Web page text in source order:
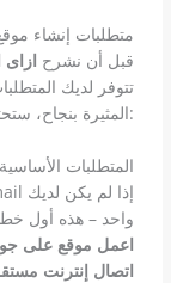
متطلبات إنشاء
قبل أن نشرح
تتوفر لديك
المثيرة بنجاح، ستحتاج إلى المتطلبات التالية:
المتطلبات الأساسية
واحد – هذه أول
اعمل موقع على
اتصال إنترنت